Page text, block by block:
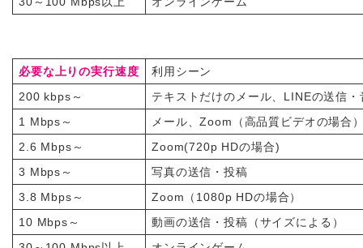
必要な上りの実行速度
利用シーン
200 kbps～
テキストだけのメール、LINEの送信・
1 Mbps～
メール、Zoom（高品質ビデオの場合
2.6 Mbps～
Zoom(720p HDの場合)
3 Mbps～
写真の送信・投稿
3.8 Mbps～
Zoom（1080p HDの場合）
10 Mbps～
動画の送信・投稿（サイズによる）